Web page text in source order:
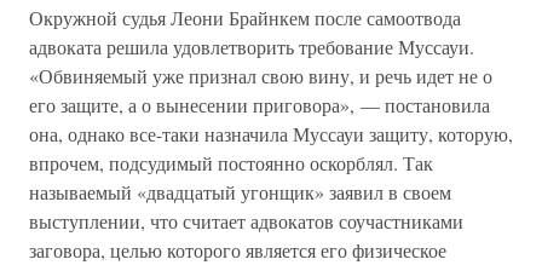
Окружной судья Леони Брайнкем после самоотвода
адвоката решила удовлетворить требование Муссауи.
«Обвиняемый уже признал свою вину, и речь идет не о
его защите, а о вынесении приговора», — постановила
она, однако все-таки назначила Муссауи защиту, которую,
впрочем, подсудимый постоянно оскорблял. Так
называемый «двадцатый угонщик» заявил в своем
выступлении, что считает адвокатов соучастниками
заговора, целью которого является его физическое